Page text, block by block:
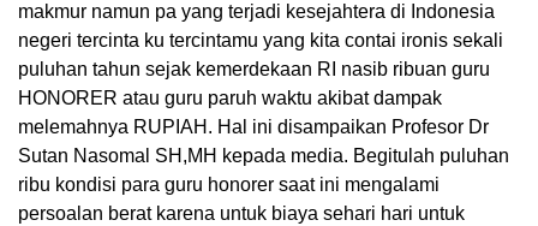
makmur namun pa yang terjadi kesejahtera di Indonesia
negeri tercinta ku tercintamu yang kita contai ironis sekali
puluhan tahun sejak kemerdekaan RI nasib ribuan guru
HONORER atau guru paruh waktu akibat dampak
melemahnya RUPIAH. Hal ini disampaikan Profesor Dr
Sutan Nasomal SH,MH kepada media. Begitulah puluhan
ribu kondisi para guru honorer saat ini mengalami
persoalan berat karena untuk biaya sehari hari untuk